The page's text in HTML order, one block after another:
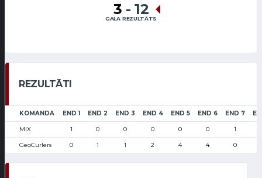
3 - 12
GALA REZULTĀTS
REZULTĀTI
KOMANDA END 1 END 2 END 3 END 4 END 5 END 6 END 7
MIX 1 0 0 0 0 0 1
GeoCurlers 0 1 1 2 4 4 0